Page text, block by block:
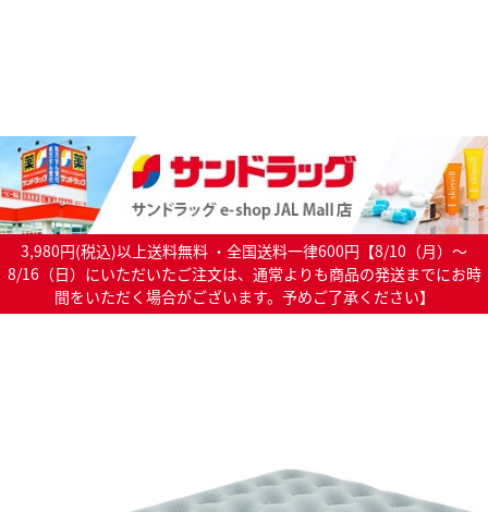
3,980円(税込)以上送料無料 ・全国送料一律600円【8/10（月）～
8/16（日）にいただいたご注文は、通常よりも商品の発送までにお時
間をいただく場合がございます。予めご了承ください】